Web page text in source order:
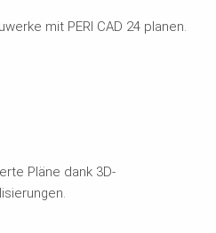
mit PERI CAD 24 planen.
Pläne dank 3D-